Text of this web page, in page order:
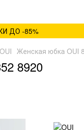
ДО -85%
Женская юбка OUI
8920